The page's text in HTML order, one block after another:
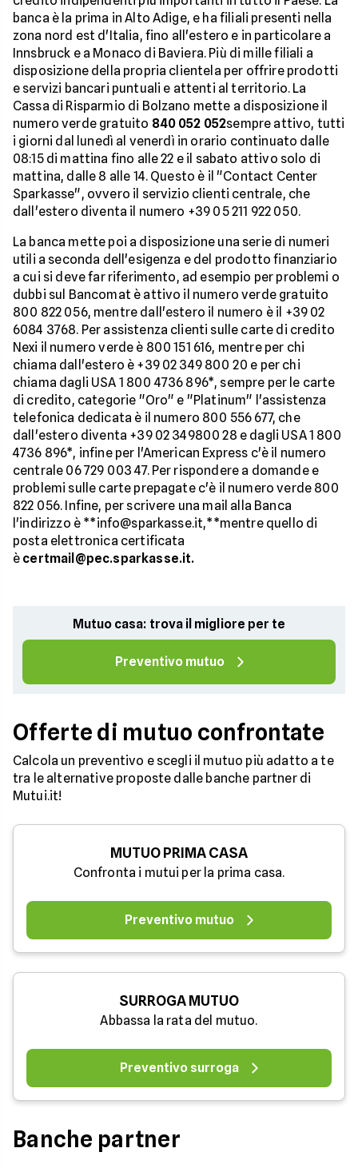
banca è la prima in Alto Adige, e ha filiali presenti nella
zona nord est d'Italia, fino all'estero e in particolare a
Innsbruck e a Monaco di Baviera. Più di mille filiali a
disposizione della propria clientela per offrire prodotti
e servizi bancari puntuali e attenti al territorio. La
Cassa di Risparmio di Bolzano mette a disposizione il
numero verde gratuito 840 052 052sempre attivo, tutti
i giorni dal lunedì al venerdì in orario continuato dalle
08:15 di mattina fino alle 22 e il sabato attivo solo di
mattina, dalle 8 alle 14. Questo è il "Contact Center
Sparkasse", ovvero il servizio clienti centrale, che
dall'estero diventa il numero +39 05 211 922 050.
La banca mette poi a disposizione una serie di numeri
utili a seconda dell'esigenza e del prodotto finanziario
a cui si deve far riferimento, ad esempio per problemi o
dubbi sul Bancomat è attivo il numero verde gratuito
800 822 056, mentre dall'estero il numero è il +39 02
6084 3768. Per assistenza clienti sulle carte di credito
Nexi il numero verde è 800 151 616, mentre per chi
chiama dall'estero è +39 02 349 800 20 e per chi
chiama dagli USA 1 800 4736 896*, sempre per le carte
di credito, categorie "Oro" e "Platinum" l'assistenza
telefonica dedicata è il numero 800 556 677, che
dall'estero diventa +39 02 349800 28 e dagli USA 1 800
4736 896*, infine per l'American Express c'è il numero
centrale 06 729 003 47. Per rispondere a domande e
problemi sulle carte prepagate c'è il numero verde 800
822 056. Infine, per scrivere una mail alla Banca
l'indirizzo è **info@sparkasse.it,**mentre quello di
posta elettronica certificata
è certmail@pec.sparkasse.it.
Mutuo casa: trova il migliore per te
Preventivo mutuo
Offerte di mutuo confrontate
Calcola un preventivo e scegli il mutuo più adatto a te
tra le alternative proposte dalle banche partner di
Mutui.it!
MUTUO PRIMA CASA
Confronta i mutui per la prima casa.
Preventivo mutuo
SURROGA MUTUO
Abbassa la rata del mutuo.
Preventivo surroga
Banche partner